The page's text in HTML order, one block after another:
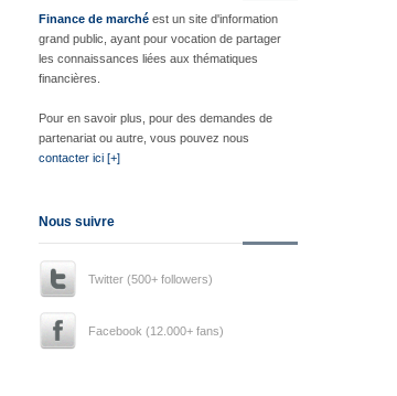
Finance de marchéest un site d'information
grand public, ayant pour vocation de partager
les connaissances liées aux thématiques
financières.
Pour en savoir plus, pour des demandes de
partenariat ou autre, vous pouvez nous
contacter ici [+]
Nous suivre
Twitter (500+ followers)
Facebook (12.000+ fans)